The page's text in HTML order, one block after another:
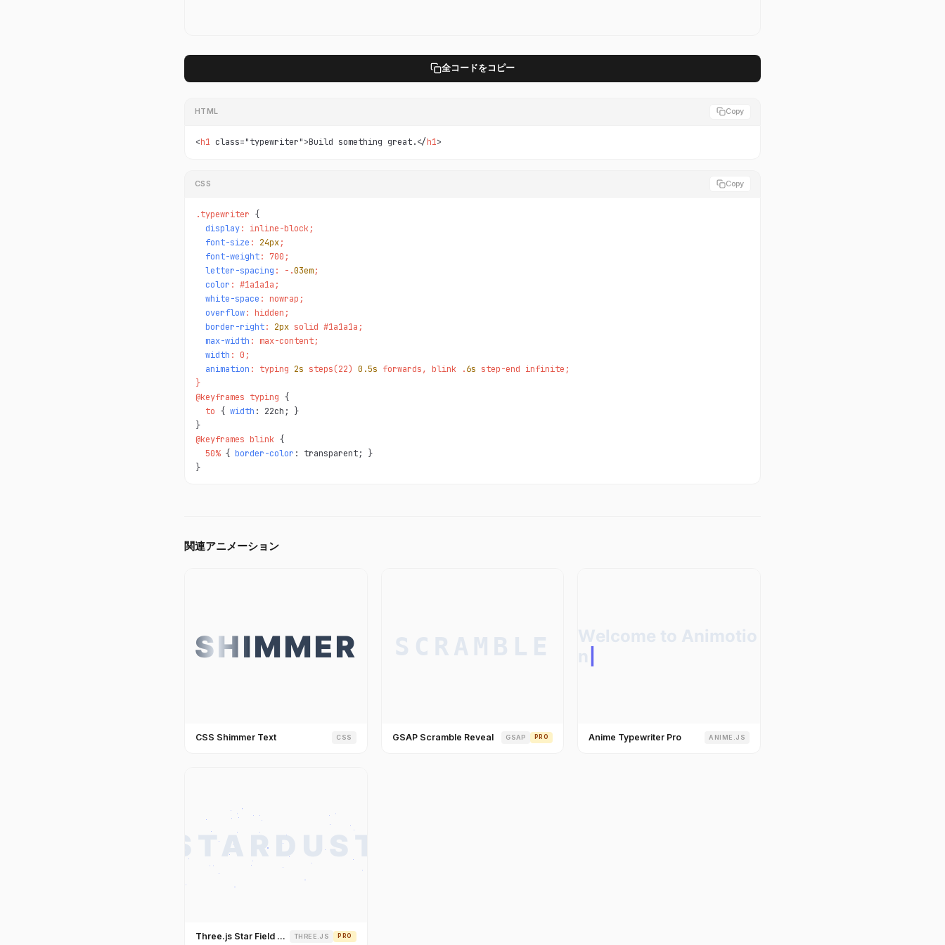
全コードをコピー
HTML Copy
<h1 class="typewriter">Build something great.</h1>
CSS Copy
.typewriter
display: inline-block;
font-size : 24px;
font-weight: 700;
letter-spacing : -.03em;
color : #1a1a1a;
white-space : nowrap;
overflow: hidden;
border-right: 2px solid #1a1a1a;
max-width : max-content;
width : 0;
animation : typing 2s steps(22) 0.5s forwards, blink .6s step-end infinite;
}
@keyframes typing
  to
{ width : 22ch; }
@keyframes blink
  50%
{ border-color : transparent; }
}
関連アニメーション
CSS Shimmer Text CSS GSAP Scramble Reveal GSAP PRO Anime Typewriter Pro ANIME.JS
Three.js Star Field Text THREE.JS PRO